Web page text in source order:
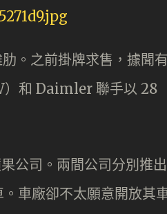
。之前掛牌求售，據聞
）和 Daimler 聯手以 28
公司。兩間公司分別推出
車廠卻不太願意開放其